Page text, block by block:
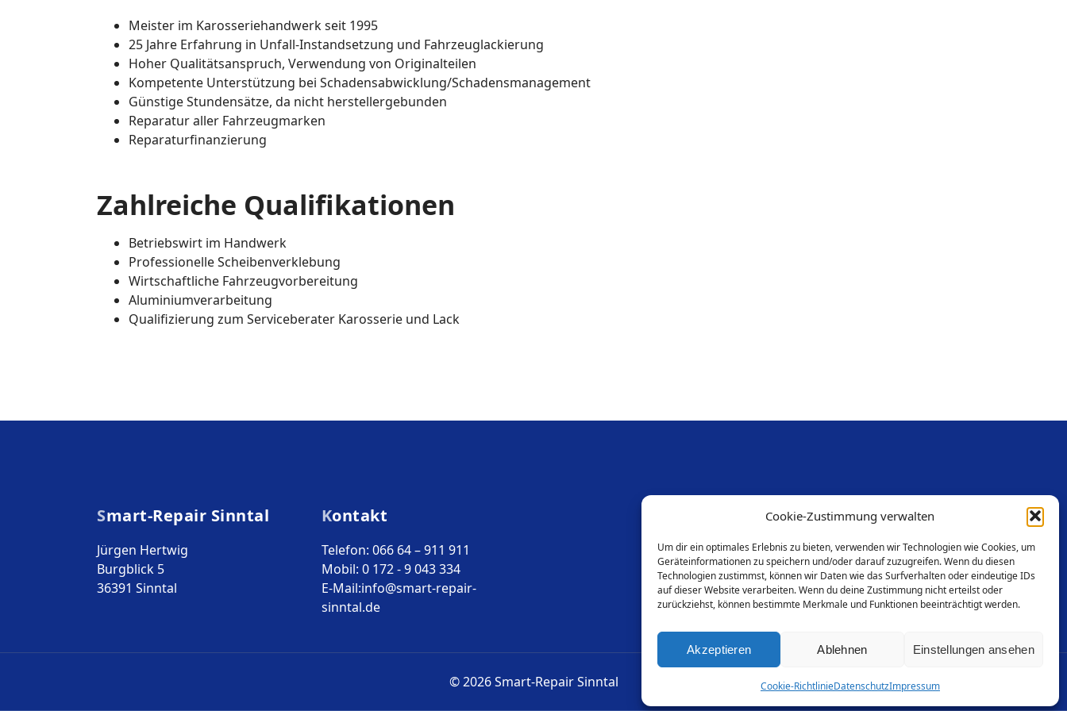
Cookie-Zustimmung verwalten
Um dir ein optimales Erlebnis zu bieten, verwenden wir Technologien wie Cookies, um
Geräteinformationen zu speichern und/oder darauf zuzugreifen. Wenn du diesen
Technologien zustimmst, können wir Daten wie das Surfverhalten oder eindeutige IDs
auf dieser Website verarbeiten. Wenn du deine Zustimmung nicht erteilst oder
zurückziehst, können bestimmte Merkmale und Funktionen beeinträchtigt werden.
Akzeptieren Ablehnen Einstellungen ansehen
Cookie-RichtlinieDatenschutzImpressum
Meister im Karosseriehandwerk seit 1995
25 Jahre Erfahrung in Unfall-Instandsetzung und Fahrzeuglackierung
Hoher Qualitätsanspruch, Verwendung von Originalteilen
Kompetente Unterstützung bei Schadensabwicklung/Schadensmanagement
Günstige Stundensätze, da nicht herstellergebunden
Reparatur aller Fahrzeugmarken
Reparaturfinanzierung
Zahlreiche Qualifikationen
Betriebswirt im Handwerk
Professionelle Scheibenverklebung
Wirtschaftliche Fahrzeugvorbereitung
Aluminiumverarbeitung
Qualifizierung zum Serviceberater Karosserie und Lack
Smart-Repair Sinntal
Jürgen Hertwig
Burgblick 5
36391 Sinntal
Kontakt
Telefon: 066 64 – 911 911
Mobil: 0 172 - 9 043 334
E-Mail:info@smart-repair-
sinntal.de
Links
Datenschutz
Impressum
© 2026 Smart-Repair Sinntal